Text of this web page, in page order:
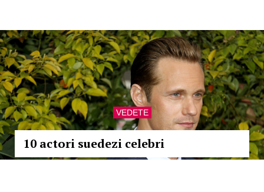
VEDETE
10 actori suedezi celebri